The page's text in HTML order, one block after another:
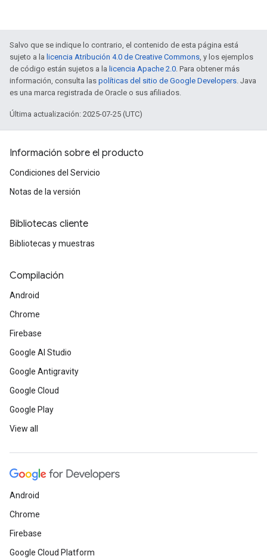
Salvo que se indique lo contrario, el contenido de esta página está
sujeto a la licencia Atribución 4.0 de Creative Commons, y los ejemplos
de código están sujetos a la licencia Apache 2.0. Para obtener más
información, consulta las políticas del sitio de Google Developers. Java
es una marca registrada de Oracle o sus afiliados.
Última actualización: 2025-07-25 (UTC)
Información sobre el producto
Condiciones del Servicio
Notas de la versión
Bibliotecas cliente
Bibliotecas y muestras
Compilación
Android
Chrome
Firebase
Google AI Studio
Google Antigravity
Google Cloud
Google Play
View all
Android
Chrome
Firebase
Google Cloud Platform